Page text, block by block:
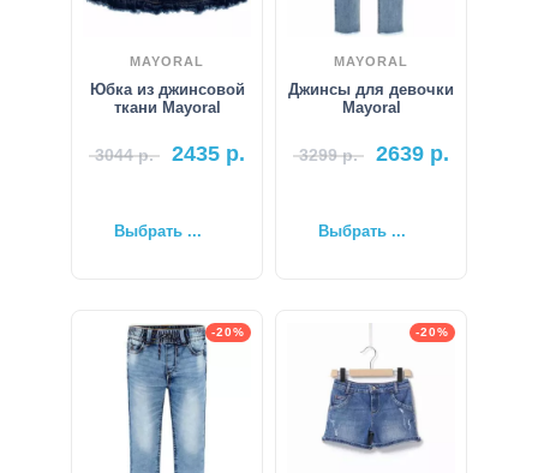
MAYORAL
Юбка из джинсовой
ткани Mayoral
3044р. 2435 р.
Выбрать ...
MAYORAL
Джинсы для девочки
Mayoral
3299р. 2639 р.
Выбрать ...
-20% -20%